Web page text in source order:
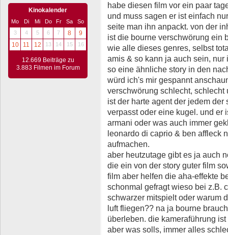
Kinokalender
Mo Di Mi Do Fr Sa
So
3
4 5 6 7 8
9
10
11 12 13 14 15 16
12.669 Beiträge zu
3.883 Filmen im Forum
habe diesen film vor ein paar
und muss sagen er ist einfach
seite man ihn anpackt. von der
ist die bourne verschwörung ein
wie alle dieses genres, selbst
amis & so kann ja auch sein,
so eine ähnliche story in den
würd ich's mir gespannt
verschwörung schlecht,
ist der harte agent der jedem
verpasst oder eine kugel. und er
armani oder was auch immer
leonardo di caprio & ben affleck
aufmachen.
aber heutzutage gibt es ja auch
die ein von der story guter film
film aber helfen die aha-effekte
schonmal gefragt wieso bei z.B.
schwarzer mitspielt oder warum
luft fliegen?? na ja bourne
überleben. die kameraführung
aber was solls, immer alles